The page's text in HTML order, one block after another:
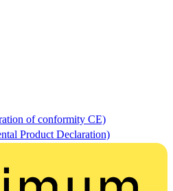
of conformity CE)
Product Declaration)